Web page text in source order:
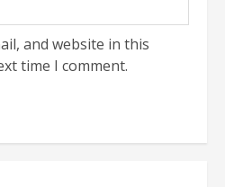
and website in this
time I comment.